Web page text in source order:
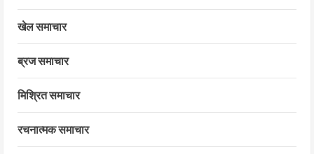
खेल समाचार
ब्रज समाचार
मिश्रित समाचार
रचनात्मक समाचार